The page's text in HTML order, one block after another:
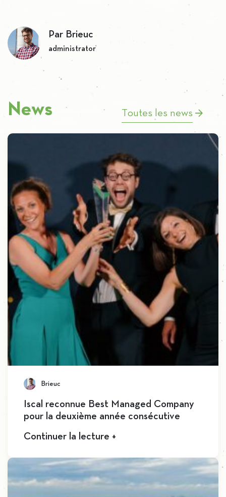
Par Brieuc
administrator
News Toutes les news
Brieuc
Iscal reconnue Best Managed Company
pour la deuxième année consécutive
Continuer la lecture +